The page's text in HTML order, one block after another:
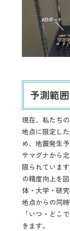
予測範
現在、私たち
地点に限定し
め、地震発生
サマグナから
限られていま
の精度向上を
体・大学・研
地点からの同
「いつ・どこ
きます。